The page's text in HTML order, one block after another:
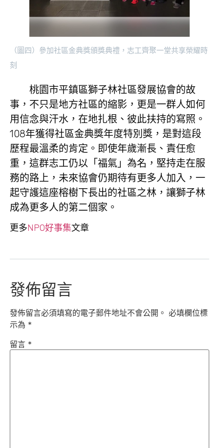
（圖四）參加社區金典獎頒獎典禮，志工齊聚一堂共享榮耀時
刻
桃園市平鎮區獅子林社區發展協會的故
事，不只是地方社區的縮影，更是一群人如何
用信念與汗水，在地扎根、彼此扶持的寫照。
108年獲得社區金典獎年度特別獎，是對這段
歷程最溫柔的肯定。即使年歲漸長、責任愈
重，這群志工仍以「福氣」為名，堅持走在服
務的路上，未來協會仍期待有更多人加入，一
起守護這座榕樹下長出的社區之林，讓獅子林
成為更多人的第二個家。
更多NPO好事集文章
發佈留言
發佈留言必須填寫的電子郵件地址不會公開。 必填欄位標
示為 *
留言 *